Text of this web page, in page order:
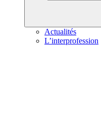
Actualités
L’interprofession